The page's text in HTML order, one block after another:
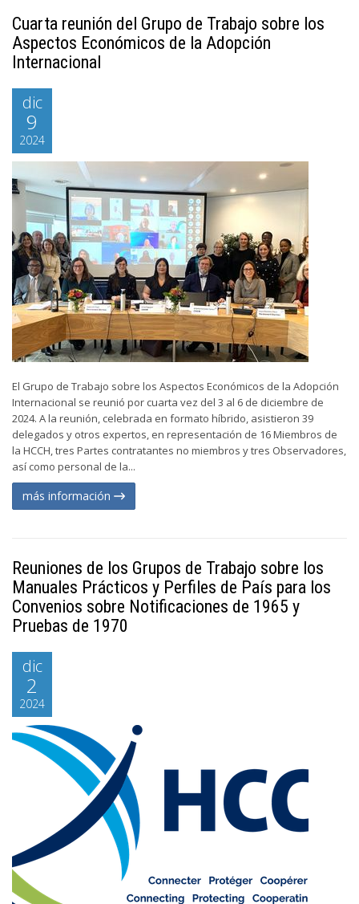
Cuarta reunión del Grupo de Trabajo sobre los
Aspectos Económicos de la Adopción
Internacional
dic
9
2024
El Grupo de Trabajo sobre los Aspectos Económicos de la Adopción
Internacional se reunió por cuarta vez del 3 al 6 de diciembre de
2024. A la reunión, celebrada en formato híbrido, asistieron 39
delegados y otros expertos, en representación de 16 Miembros de
la HCCH, tres Partes contratantes no miembros y tres Observadores,
así como personal de la...
más información
Reuniones de los Grupos de Trabajo sobre los
Manuales Prácticos y Perfiles de País para los
Convenios sobre Notificaciones de 1965 y
Pruebas de 1970
dic
2
2024